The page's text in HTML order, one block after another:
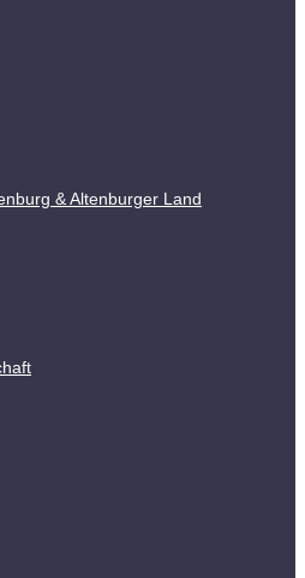
& Altenburger Land